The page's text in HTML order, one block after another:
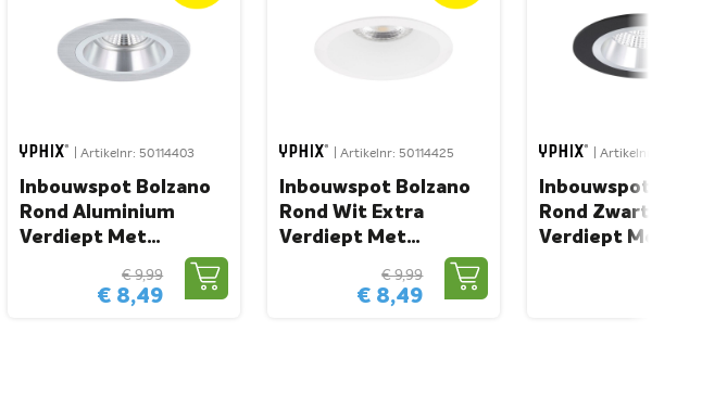
| Artikelnr: 50114403
Inbouwspot Bolzano
Rond Aluminium
Verdiept Met
€ 8,49
€ 9,99
| Artikelnr: 50114425
Inbouwspot Bolzano
Rond Wit Extra
Verdiept Met
€ 8,49
€ 9,99
| Artikelnr: 50114463
Inbouwspot
Rond Zwart Alu
Verdiept Met